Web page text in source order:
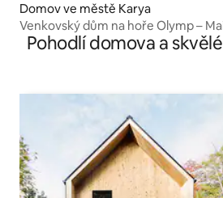
Domov ve městě Karya
Venkovský dům na hoře Olymp –
Pohodlí domova a